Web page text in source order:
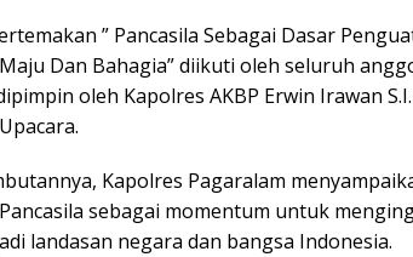
” Pancasila Sebagai Dasar
Dan Bahagia” diikuti oleh seluruh
oleh Kapolres AKBP Erwin Irawan
Kapolres Pagaralam
sebagai momentum untuk
landasan negara dan bangsa Indonesia.